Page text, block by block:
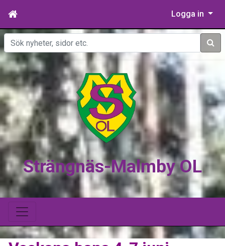
Logga in
Sök
Strängnäs-Malmby OL